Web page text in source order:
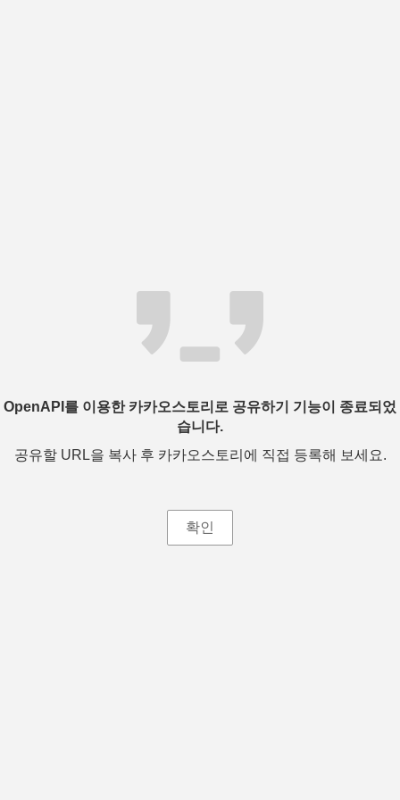
OpenAPI를 이용한 카카오스토리로 공유하기 기능이 종료되었
습니다.
공유할 URL을 복사 후 카카오스토리에 직접 등록해 보세요.
확인